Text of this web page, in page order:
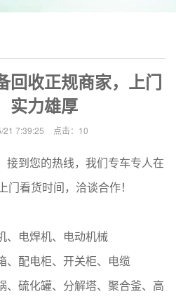
回收正规商家，上门
实力雄厚
21 7:39:25 点击： 10
接到您的热线，我们专车专人在
看货时间，洽谈合作！
、电焊机、电动机械
、配电柜、开关柜、电缆
、硫化罐、分解塔、聚合釜、高